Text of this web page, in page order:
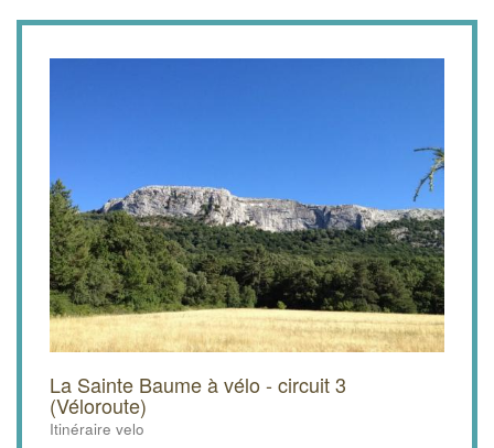
La Sainte Baume à vélo - circuit 3
(Véloroute)
Itinéraire velo